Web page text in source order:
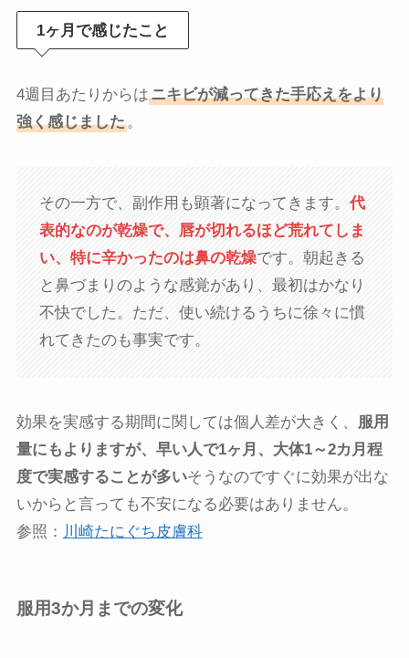
1ヶ月で感じたこと
4週目あたりからはニキビが減ってきた手応えをより
強く感じました。
その一方で、副作用も顕著になってきます。代
表的なのが乾燥で、唇が切れるほど荒れてしま
い、特に辛かったのは鼻の乾燥です。朝起きる
と鼻づまりのような感覚があり、最初はかなり
不快でした。ただ、使い続けるうちに徐々に慣
れてきたのも事実です。
効果を実感する期間に関しては個人差が大きく、
服用
量にもよりますが、早い人で1ヶ月、大体1～2カ月程
度で実感することが多いそうなのですぐに効果が出な
いからと言っても不安になる必要はありません。
参照： 川崎たにぐち皮膚科
服用3か月までの変化